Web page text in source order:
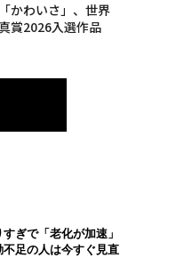
かわいさ」、世界
賞2026入選作品
ぎで「老化が加速」
足の人は今すぐ見直